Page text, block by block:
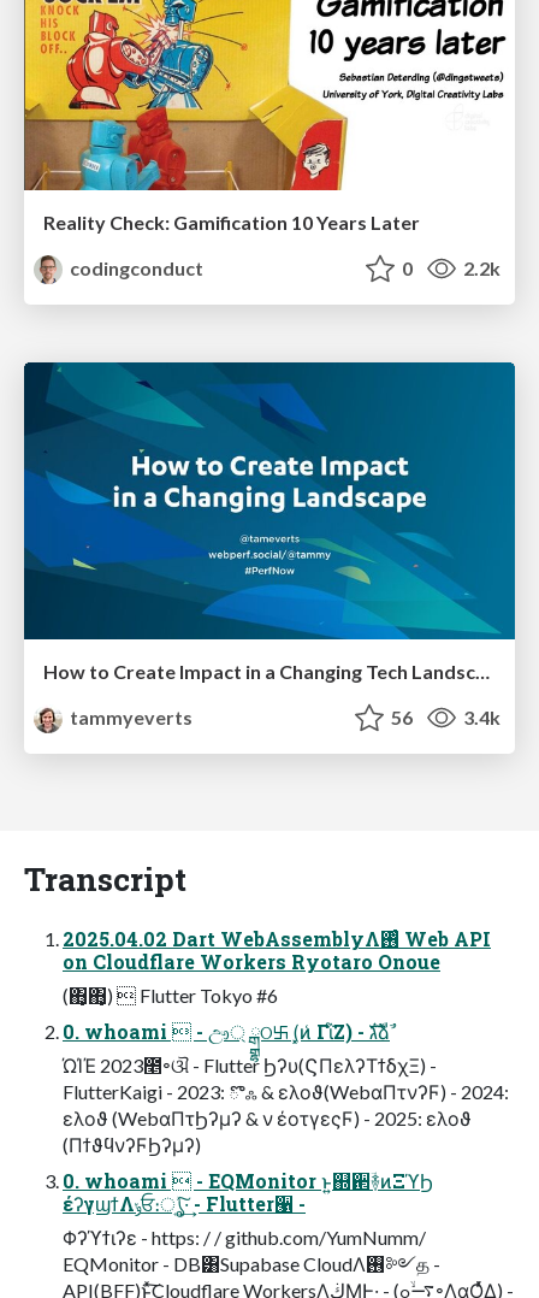
Reality Check: Gamification 10 Years Later
codingconduct
0 2.2k
tammyeverts
56 3.4k
Transcript
2025.04.02 Dart WebAssemblyΛ࢖ͬͨ Web API
on Cloudflare Workers Ryotaro Onoue
(΋͙΋͙)  Flutter Tokyo #6
0. whoami  - ඌ্ ྒྷଠ࿕ (͓ͷ͏͑ Γΐ͏ͨΖ͏) - גࣜձࣾ
ΏΊΈ 2023೥৽ଔ - Flutter Ϧʔυ(ϚΠελʔΤϯδχΞ) -
FlutterKaigi - 2023: ొஃ & ελοϑ(WebαΠτνʔϜ) - 2024:
ελοϑ (WebαΠτϦʔμʔ & ν έοτγεςϜ) - 2025: ελοϑ
(ΠϯϑϥνʔϜϦʔμʔ)
0. whoami  - EQMonitor ͱ͍͏஍਒ؔ࿈ͷΞϓϦ
έʔγϣϯΛݸਓ։ൃ͍ͯ͠·͢ - Flutter੡ -
Φʔϓϯιʔε - https: / / github.com/YumNumm/
EQMonitor - DB͸Supabase CloudΛ࢖༻த -
API(BFF)ͱͯ͠Cloudflare WorkersΛڬΜͰ͍·͢ - (࠷ۙߋ৽ΛαϘ͍ͬͯΔ) -